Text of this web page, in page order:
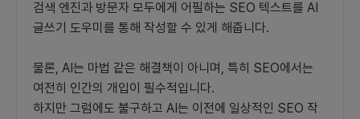
검색 엔진과 방문자 모두에게 어필하는 SEO 텍스트를 AI
글쓰기 도우미를 통해 작성할 수 있게 해줍니다.
물론, AI는 마법 같은 해결책이 아니며, 특히 SEO에서는
여전히 인간의 개입이 필수적입니다.
하지만 그럼에도 불구하고 AI는 이전에 일상적인 SEO 작